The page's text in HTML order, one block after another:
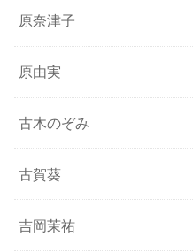
原奈津子
原由実
古木のぞみ
古賀葵
吉岡茉祐